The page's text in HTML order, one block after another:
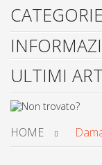
CATEGORIE
ULTIMI
HOME